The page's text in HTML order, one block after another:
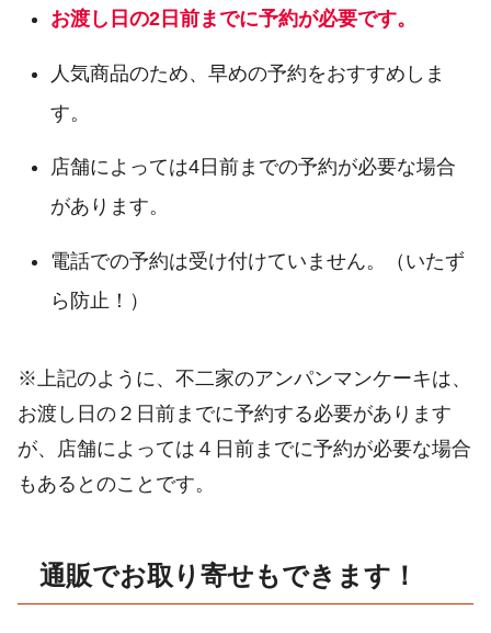
お渡し日の2日前までに予約が必要です。
人気商品のため、早めの予約をおすすめしま
す。
店舗によっては4日前までの予約が必要な場合
があります。
電話での予約は受け付けていません。（いたず
ら防止！）
※上記のように、不二家のアンパンマンケーキは、
お渡し日の２日前までに予約する必要があります
が、店舗によっては４日前までに予約が必要な場合
もあるとのことです。
通販でお取り寄せもできます！